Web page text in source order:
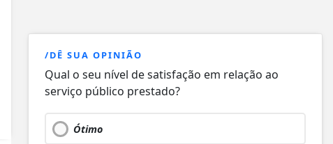
/DÊ SUA OPINIÃO
Qual o seu nível de satisfação em relação ao
serviço público prestado?
Ótimo